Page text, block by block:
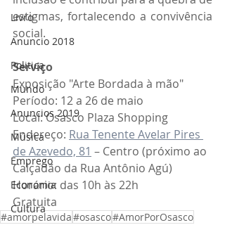
Livro
Anuncio 2018
Politica
Mundo
Anuncios 2019
Música
Emprego
Economia
Cultura
estigmas, fortalecendo a convivência
social.
Serviço
Exposição "Arte Bordada à mão"
Período: 12 a 26 de maio
Local: Osasco Plaza Shopping
Endereço: Rua Tenente Avelar Pires
de Azevedo, 81 – Centro (próximo ao
Calçadão da Rua Antônio Agú)
Horário: das 10h às 22h
Gratuita
#amorpelavida#osasco#AmorPorOsasco